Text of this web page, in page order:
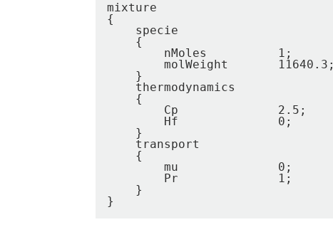
mixture
{
    specie
    {
        nMoles          1;
        molWeight       11640.3;
    }
    thermodynamics
    {
        Cp              2.5;
        Hf              0;
    }
    transport
    {
        mu              0;
        Pr              1;
    }